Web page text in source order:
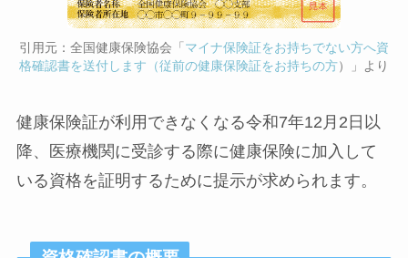
引用元：全国健康保険協会「 マイナ保険証をお持ちでない方へ資
格確認書を送付します（従前の健康保険証をお持ちの方）」より
健康保険証が利用できなくなる令和7年12月2日以
降、医療機関に受診する際に健康保険に加入して
いる資格を証明するために提示が求められます。